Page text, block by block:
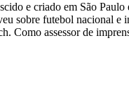
e criado em São
sobre futebol nacional e
Como assessor de